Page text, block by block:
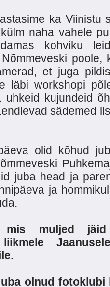
ka Viinistu
naha vahele
kohviku
poole,
et juga
läbi workshopi
uhkeid kujundeid
sädemed
olid kõhud
juba head ja
ja
mis muljed jäid
liikmele
olnud fotoklubi